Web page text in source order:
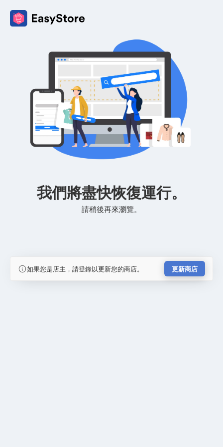
我們將盡快恢復運行。
請稍後再來瀏覽。
如果您是店主，請登錄以更新您的商店。 更新商店